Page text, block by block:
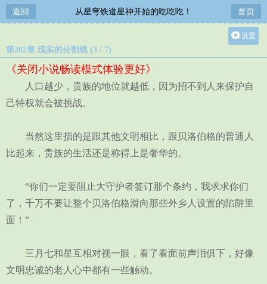
返回 从星穹铁道星神开始的吃吃吃！ 首页
设置
中
第202章 现实的分割线 (3 / 7)
《关闭小说畅读模式体验更好》
人口越少，贵族的地位就越低，因为招不到人来保护自
己特权就会被挑战。
当然这里指的是跟其他文明相比，跟贝洛伯格的普通人
比起来，贵族的生活还是称得上是奢华的。
“你们一定要阻止大守护者签订那个条约，我求求你们
了，千万不要让整个贝洛伯格滑向那些外乡人设置的陷阱里
面！”
三月七和星互相对视一眼，看了看面前声泪俱下，好像
文明忠诚的老人心中都有一些触动。